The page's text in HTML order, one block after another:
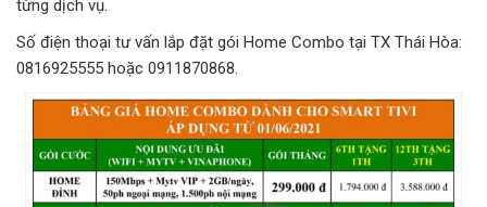
từng dịch vụ.
Số điện thoại tư vấn lắp đặt gói Home Combo tại TX Thái Hòa:
0816925555 hoặc 0911870868.